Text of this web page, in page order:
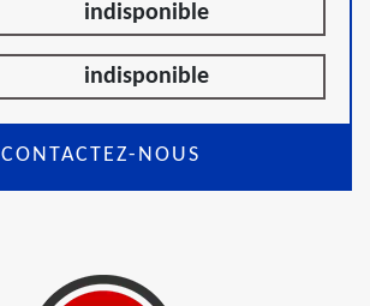
indisponible
indisponible
CONTACTEZ-NOUS